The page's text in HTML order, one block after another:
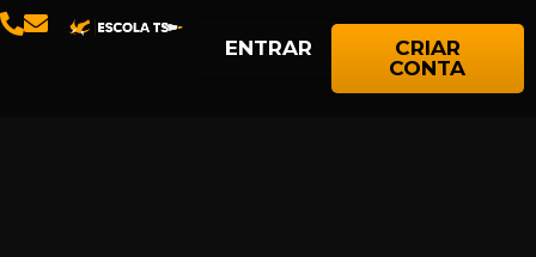
ENTRAR
CRIAR
CONTA